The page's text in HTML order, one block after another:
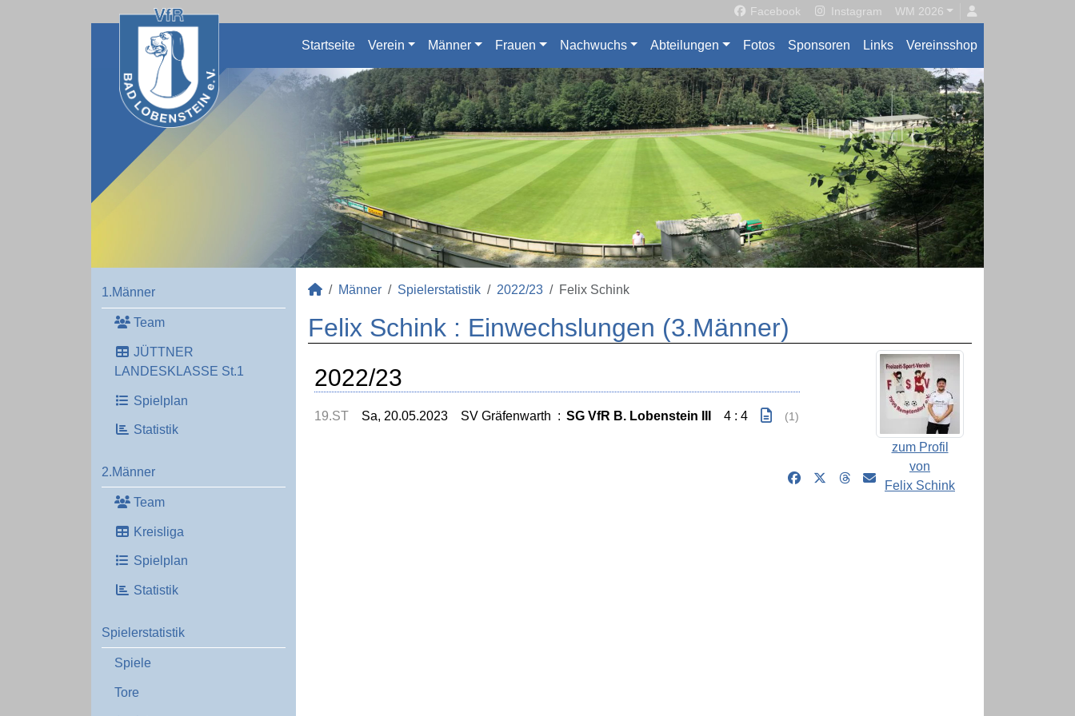
Facebook Instagram WM 2026
Startseite Verein Männer Frauen Nachwuchs Abteilungen Fotos Sponsoren Links Vereinsshop
1.Männer
Team
JÜTTNER
LANDESKLASSE St.1
Spielplan
Statistik
2.Männer
Team
Kreisliga
Spielplan
Statistik
Spielerstatistik
Spiele
Tore
Männer Spielerstatistik 2022/23 Felix Schink
Felix Schink : Einwechslungen (3.Männer)
zum Profil
von
Felix Schink
2022/23
19.ST Sa, 20.05.2023 SV Gräfenwarth : SG VfR B. Lobenstein III 4 : 4 (1)